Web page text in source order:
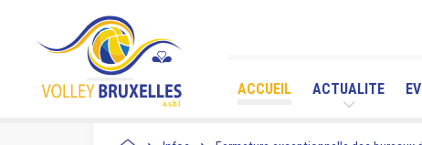
ACCUEIL ACTUALITE